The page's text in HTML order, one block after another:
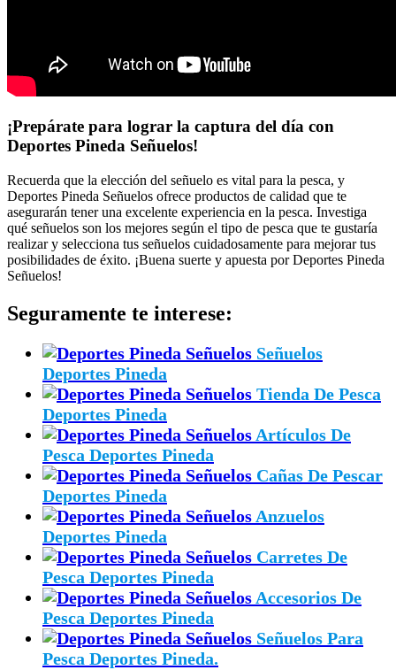
¡Prepárate para lograr la captura del día con
Deportes Pineda Señuelos!
Recuerda que la elección del señuelo es vital para la pesca, y
Deportes Pineda Señuelos ofrece productos de calidad que te
asegurarán tener una excelente experiencia en la pesca. Investiga
qué señuelos son los mejores según el tipo de pesca que te gustaría
realizar y selecciona tus señuelos cuidadosamente para mejorar tus
posibilidades de éxito. ¡Buena suerte y apuesta por Deportes Pineda
Señuelos!
Seguramente te interese:
Señuelos
Deportes Pineda
Tienda De Pesca
Deportes Pineda
Artículos De
Pesca Deportes Pineda
Cañas De Pescar
Deportes Pineda
Anzuelos
Deportes Pineda
Carretes De
Pesca Deportes Pineda
Accesorios De
Pesca Deportes Pineda
Señuelos Para
Pesca Deportes Pineda.